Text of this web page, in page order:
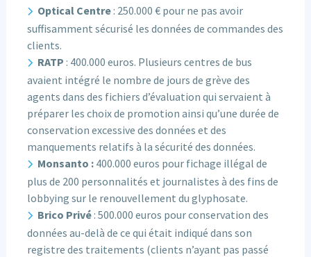
Optical Centre : 250.000 € pour ne pas avoir
suffisamment sécurisé les données de commandes des
clients.
RATP : 400.000 euros. Plusieurs centres de bus
avaient intégré le nombre de jours de grève des
agents dans des fichiers d’évaluation qui servaient à
préparer les choix de promotion ainsi qu’une durée de
conservation excessive des données et des
manquements relatifs à la sécurité des données.
Monsanto : 400.000 euros pour fichage illégal de
plus de 200 personnalités et journalistes à des fins de
lobbying sur le renouvellement du glyphosate.
Brico Privé : 500.000 euros pour conservation des
données au-delà de ce qui était indiqué dans son
registre des traitements (clients n’ayant pas passé